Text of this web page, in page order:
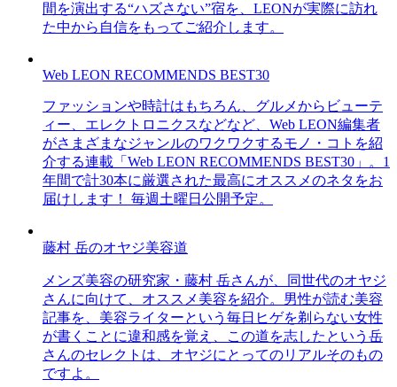
間を演出する“ハズさない”宿を、LEONが実際に訪れ
た中から自信をもってご紹介します。
Web LEON RECOMMENDS BEST30
ファッションや時計はもちろん、グルメからビューテ
ィー、エレクトロニクスなどなど、Web LEON編集者
がさまざまなジャンルのワクワクするモノ・コトを紹
介する連載「Web LEON RECOMMENDS BEST30」。1
年間で計30本に厳選された最高にオススメのネタをお
届けします！ 毎週土曜日公開予定。
藤村 岳のオヤジ美容道
メンズ美容の研究家・藤村 岳さんが、同世代のオヤジ
さんに向けて、オススメ美容を紹介。男性が読む美容
記事を、美容ライターという毎日ヒゲを剃らない女性
が書くことに違和感を覚え、この道を志したという岳
さんのセレクトは、オヤジにとってのリアルそのもの
ですよ。